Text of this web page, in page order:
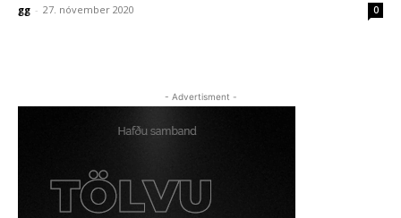
gg - 27. nóvember 2020 0
- Advertisment -